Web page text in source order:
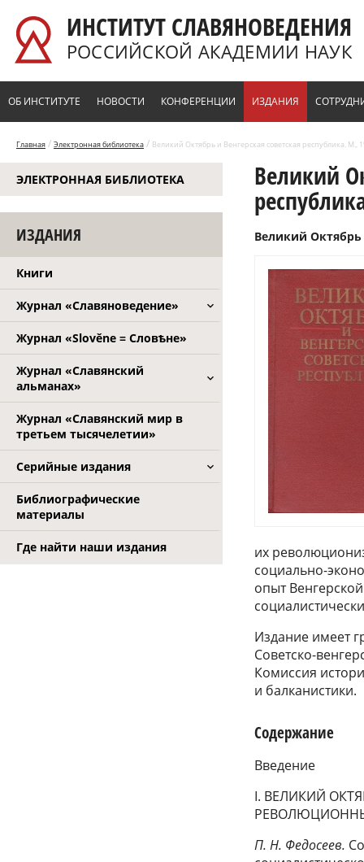
ИНСТИТУТ СЛАВЯНОВЕДЕНИЯ
РОССИЙСКОЙ АКАДЕМИИ НАУК
ОБ ИНСТИТУТЕ НОВОСТИ КОНФЕРЕНЦИИ ИЗДАНИЯ
Главная / Электронная библиотека / Великий Октябрь и Венгерская советская республика. М.,
ЭЛЕКТРОННАЯ БИБЛИОТЕКА
ИЗДАНИЯ
Книги
Журнал «Славяноведение»
Журнал «Slověne = Словѣне»
Журнал «Славянский
альманах»
Журнал «Славянский мир в
третьем тысячелетии»
Серийные издания
Библиографические
материалы
Где найти наши издания
Великий
Великий Октябрь
их
социально-
опыт
Издание имеет
Советско-
Комиссия
и балканистики.
Содержание
Введение
I. ВЕЛИКИЙ
П. Н. Федосеев.